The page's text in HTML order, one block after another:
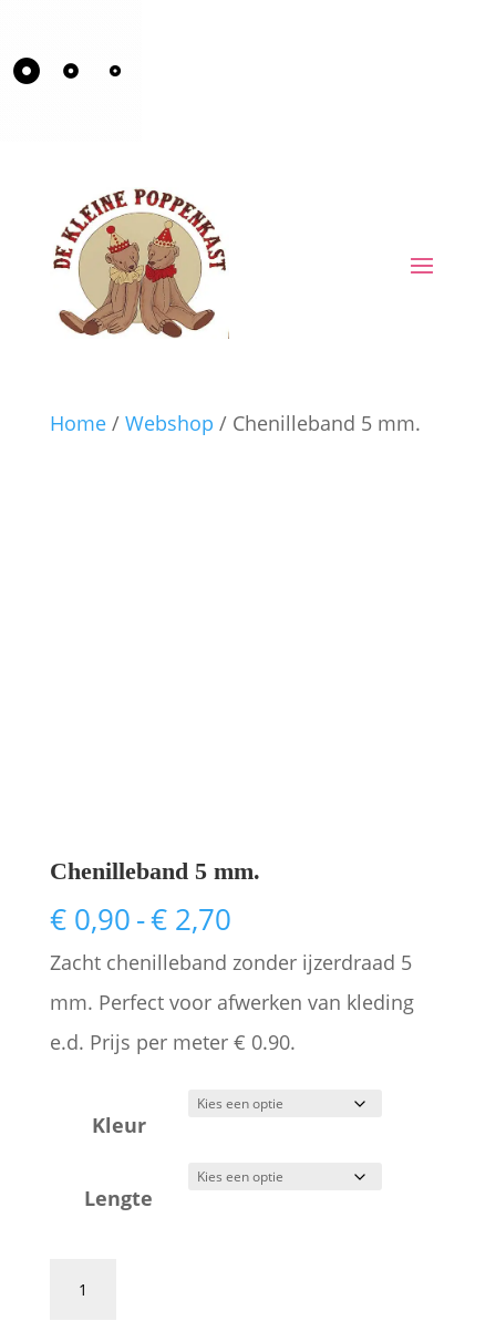
Home/ Webshop / Chenilleband 5 mm.
Chenilleband 5 mm.
€0,90-€2,70Prijsklasse:
€ 0,90
tot
€ 2,70
Zacht chenilleband zonder ijzerdraad 5
mm. Perfect voor afwerken van kleding
e.d. Prijs per meter € 0.90.
Kleur
Lengte
Chenilleband